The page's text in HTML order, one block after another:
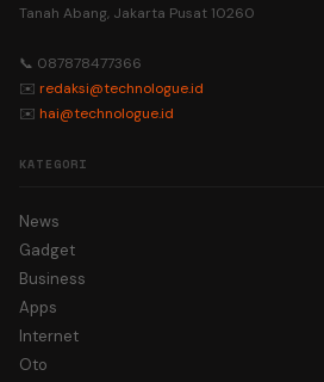
Tanah Abang, Jakarta Pusat 10260
📞 087878477366
✉️ redaksi@technologue.id
✉️ hai@technologue.id
KATEGORI
News
Gadget
Business
Apps
Internet
Oto